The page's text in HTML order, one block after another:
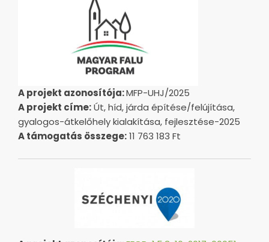
A projekt azonosítója:MFP-UHJ/2025
A projekt címe:Út, híd, járda építése/felújítása,
gyalogos-átkelőhely kialakítása, fejlesztése-2025
A támogatás összege:11 763 183 Ft